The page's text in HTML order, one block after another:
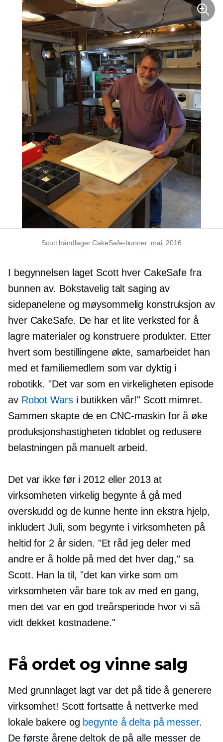
Scott håndlager CakeSafe-bunner. mai, 2016
I begynnelsen laget Scott hver CakeSafe fra
bunnen av. Bokstavelig talt saging av
sidepanelene og møysommelig konstruksjon av
hver CakeSafe. De har et lite verksted for å
lagre materialer og konstruere produkter. Etter
hvert som bestillingene økte, samarbeidet han
med et familiemedlem som var dyktig i
robotikk. "Det var som envirkeligheten episode
av Robot Warsi butikken vår!" Scott mimret.
Sammen skapte de en CNC-maskin for å øke
produksjonshastigheten tidoblet og redusere
belastningen på manuelt arbeid.
Det var ikke før i 2012 eller 2013 at
virksomheten virkelig begynte å gå med
overskudd og de kunne hente inn ekstra hjelp,
inkludert Juli, som begynte i virksomheten på
heltid for 2 år siden. "Et råd jeg deler med
andre er å holde på med det hver dag," sa
Scott. Han la til, "det kan virke som om
virksomheten vår bare tok av med en gang,
men det var en god treårsperiode hvor vi så
vidt dekket kostnadene."
Få ordet og vinne salg
Med grunnlaget lagt var det på tide å generere
virksomhet! Scott fortsatte å nettverke med
lokale bakere og begynte å delta på messer.
De første årene deltok de på alle messer de